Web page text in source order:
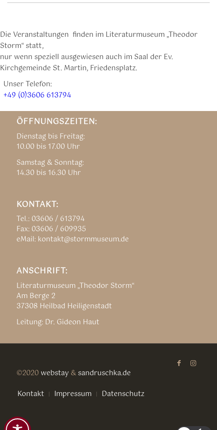
Die Veranstaltungen finden im Literaturmuseum „Theodor
Storm“ statt,
nur wenn speziell ausgewiesen auch im Saal der Ev.
Kirchgemeinde St. Martin, Friedensplatz.
Unser Telefon:
+49 (0)3606 613794
ÖFFNUNGSZEITEN:
Dienstag bis Freitag:
10.00 bis 17.00 Uhr
Samstag & Sonntag:
14.30 bis 16.30 Uhr
KONTAKT:
Tel.: 03606 / 613794
Fax: 03606 / 609935
eMail: kontakt@stormmuseum.de
ANSCHRIFT:
Literaturmuseum „Theodor Storm“
Am Berge 2
37308 Heilbad Heiligenstadt
Leitung: Dr. Gideon Haut
©2020 webstay&sandruschka.de
Kontakt
Impressum Datenschutz